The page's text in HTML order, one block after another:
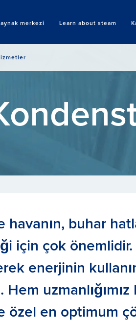
merkezi Learn about steam
havanın, buhar
için çok
enerjinin
Hem
özel en optimum